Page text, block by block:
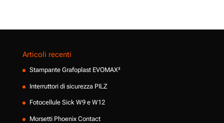
Articoli recenti
Stampante Grafoplast EVOMAX²
Interruttori di sicurezza PILZ
Fotocellule Sick W9 e W12
Morsetti Phoenix Contact